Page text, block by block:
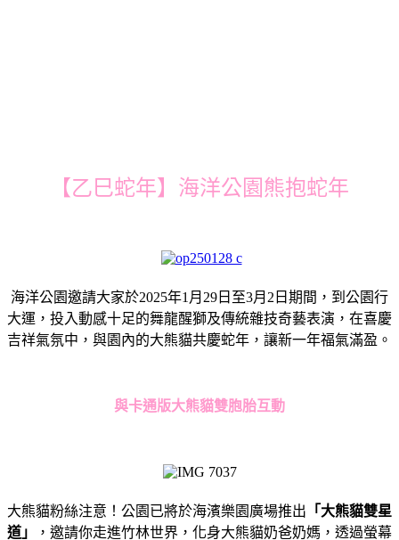
【乙巳蛇年】海洋公園熊抱蛇年
海洋公園邀請大家於2025年1月29日至3月2日期間，到公園行
大運，投入動感十足的舞龍醒獅及傳統雜技奇藝表演，在喜慶
吉祥氣氛中，與園內的大熊貓共慶蛇年，讓新一年福氣滿盈。
與卡通版大熊貓雙胞胎互動
大熊貓粉絲注意！公園已將於海濱樂園廣場推出 「大熊貓雙星
道」
， 邀請你走進竹林世界，化身大熊貓奶爸奶媽， 透過螢幕